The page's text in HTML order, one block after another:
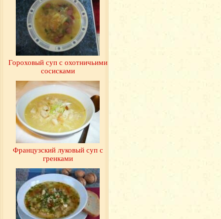
Гороховый суп с охотничьими
сосисками
Французский луковый суп с
гренками